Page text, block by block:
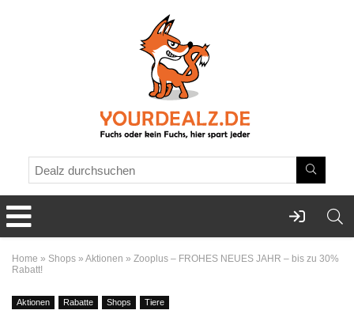
Home » Shops » Aktionen » Zooplus – FROHES NEUES JAHR – bis zu 30%
Rabatt!
Aktionen Rabatte Shops Tiere